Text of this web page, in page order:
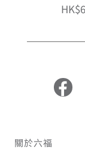
關於六福